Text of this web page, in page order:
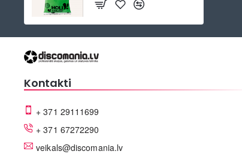
Kontakti
+ 371 29111699
+ 371 67272290
veikals@discomania.lv